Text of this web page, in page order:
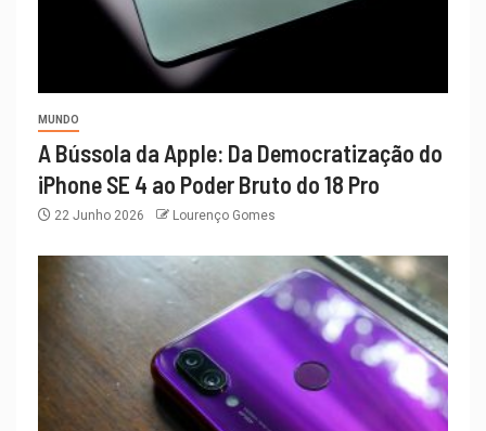
MUNDO
A Bússola da Apple: Da Democratização do
iPhone SE 4 ao Poder Bruto do 18 Pro
22 Junho 2026 Lourenço Gomes